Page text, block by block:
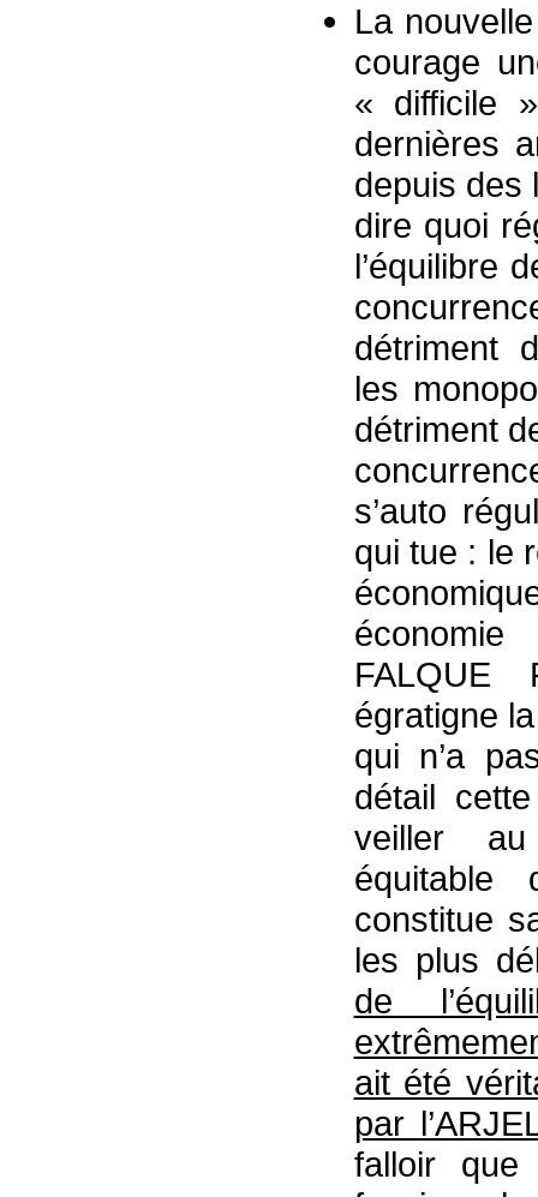
La
courage
« difficile
dernières
depuis des
dire quoi
détriment
les
détriment
s’auto
qui tue : le
FALQUE
égratigne
qui n’a
détail
veiller au
équitable
constitue
les plus
de
ait été
par
falloir que